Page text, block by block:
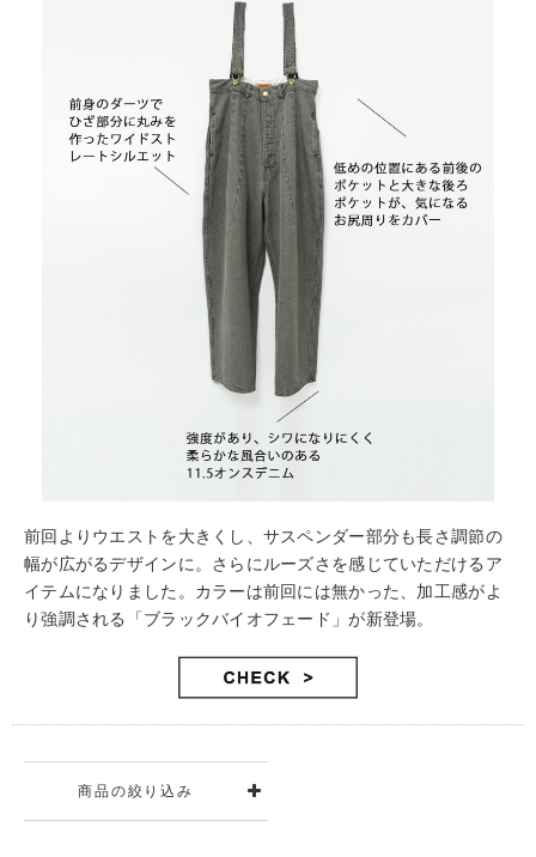
前回よりウエストを大きくし、サスペンダー部分も長さ調節の
幅が広がるデザインに。さらにルーズさを感じていただけるア
イテムになりました。カラーは前回には無かった、加工感がよ
り強調される「ブラックバイオフェード」が新登場。
商品の絞り込み